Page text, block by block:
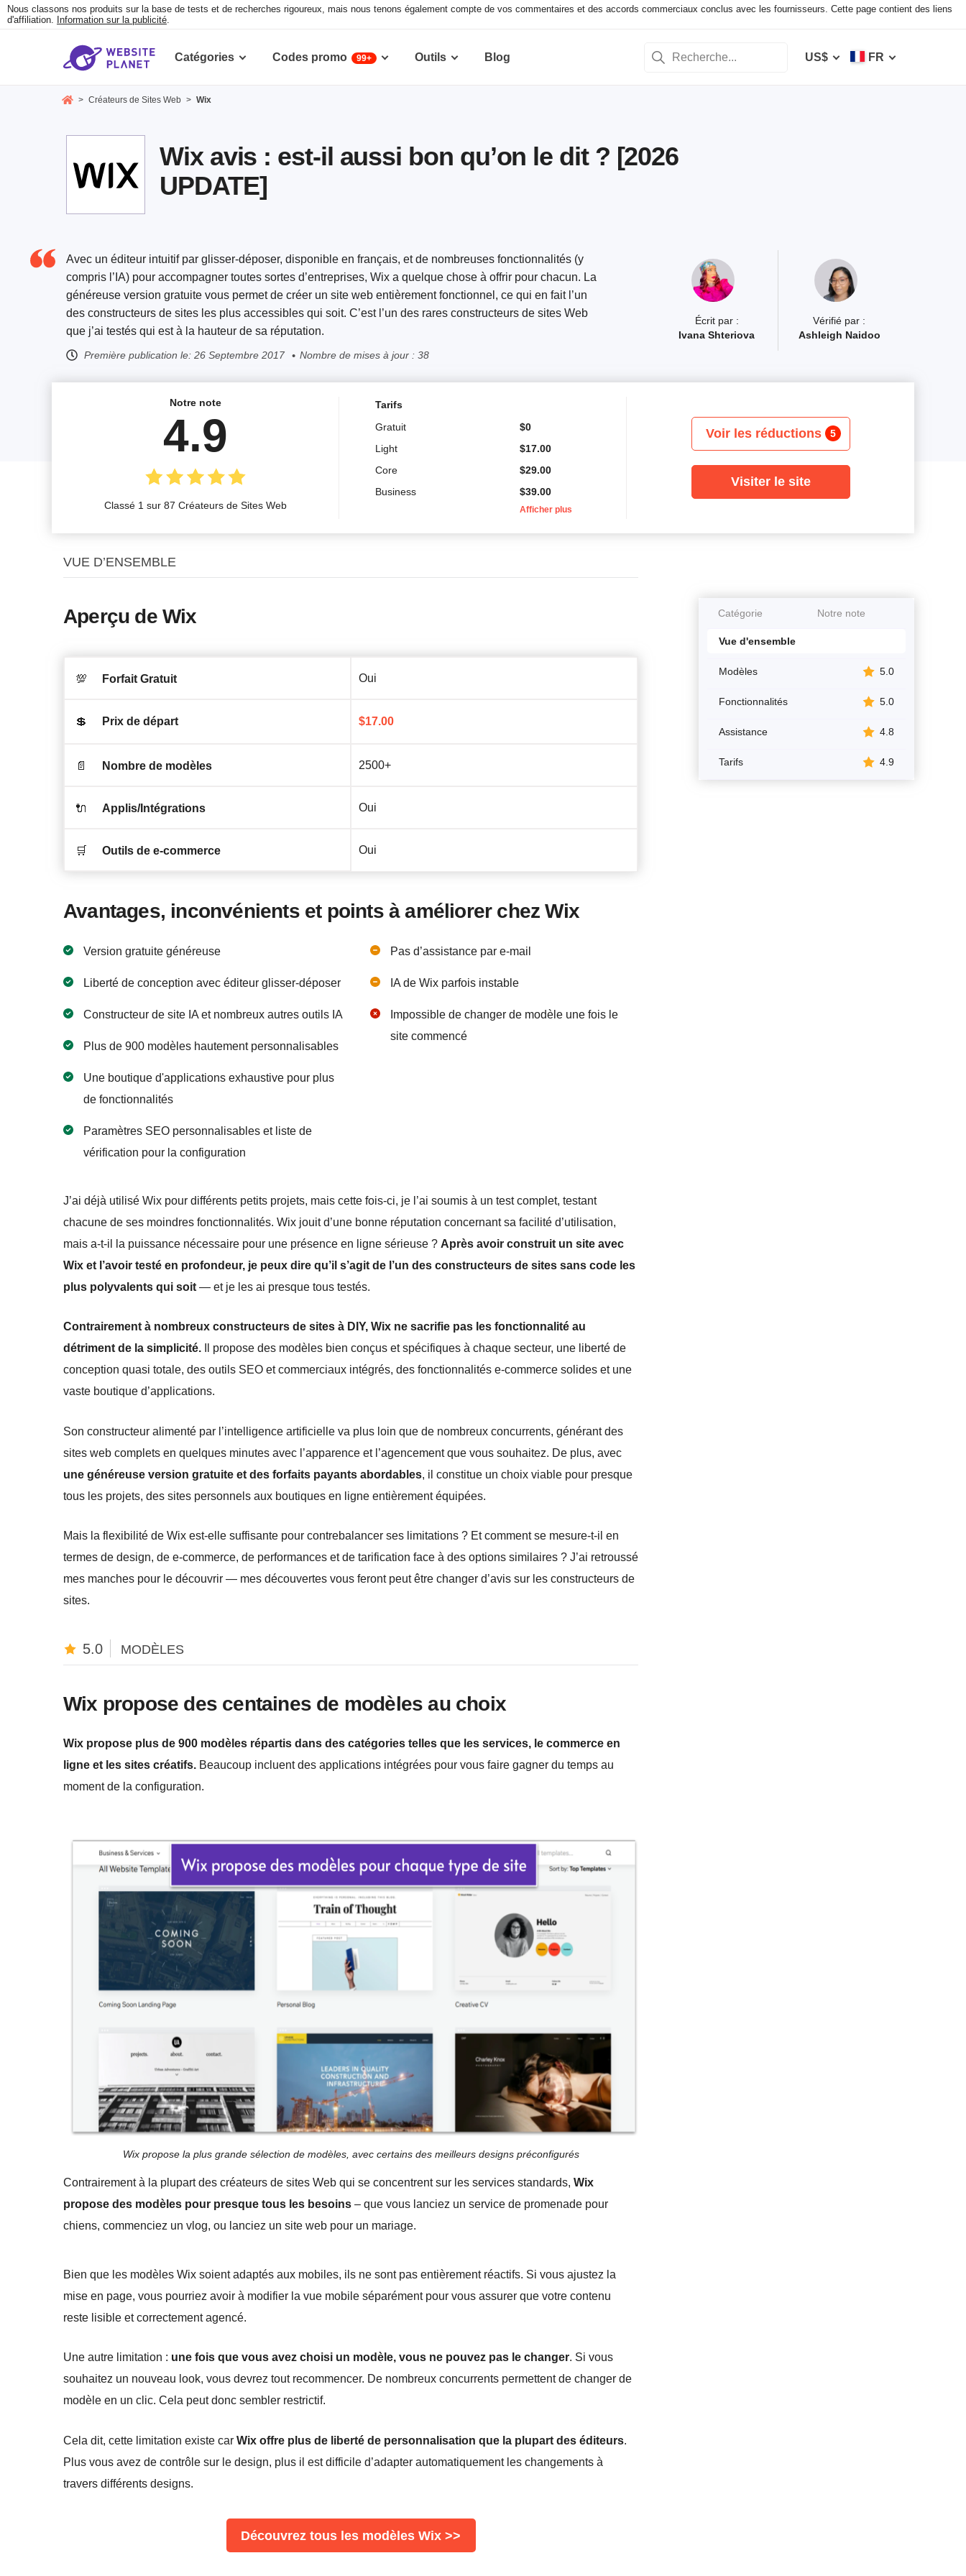
Nous classons nos produits sur la base de tests et de recherches rigoureux, mais nous tenons également compte de vos commentaires et des accords commerciaux conclus avec les fournisseurs. Cette page contient des liens
d'affiliation. Information sur la publicité.
Catégories Codes promo 99+ Outils Blog US$ FR
> Créateurs de Sites Web > Wix
Wix avis : est-il aussi bon qu’on le dit ? [2026
UPDATE]
Vérifié par :
Ashleigh Naidoo
Écrit par :
Ivana Shteriova
Avec un éditeur intuitif par glisser-déposer, disponible en français, et de nombreuses fonctionnalités (y
compris l’IA) pour accompagner toutes sortes d’entreprises, Wix a quelque chose à offrir pour chacun. La
généreuse version gratuite vous permet de créer un site web entièrement fonctionnel, ce qui en fait l’un
des constructeurs de sites les plus accessibles qui soit. C’est l’un des rares constructeurs de sites Web
que j’ai testés qui est à la hauteur de sa réputation.
Première publication le: 26 Septembre 2017 Nombre de mises à jour : 38
Notre note
4.9
Classé 1 sur 87 Créateurs de Sites Web
Tarifs
Gratuit
$0
Light
$17.00
Core
$29.00
Business
$39.00
Afficher plus
Voir les réductions 5
Visiter le site
VUE D’ENSEMBLE
Aperçu de Wix
💯 Forfait Gratuit Oui
💲 Prix de départ $17.00
📄 Nombre de modèles 2500+
🔌 Applis/Intégrations Oui
🛒 Outils de e-commerce Oui
Avantages, inconvénients et points à améliorer chez Wix
Version gratuite généreuse
Liberté de conception avec éditeur glisser-déposer
Constructeur de site IA et nombreux autres outils IA
Plus de 900 modèles hautement personnalisables
Une boutique d'applications exhaustive pour plus
de fonctionnalités
Paramètres SEO personnalisables et liste de
vérification pour la configuration
Pas d’assistance par e-mail
IA de Wix parfois instable
Impossible de changer de modèle une fois le
site commencé
J’ai déjà utilisé Wix pour différents petits projets, mais cette fois-ci, je l’ai soumis à un test complet, testant
chacune de ses moindres fonctionnalités. Wix jouit d’une bonne réputation concernant sa facilité d’utilisation,
mais a-t-il la puissance nécessaire pour une présence en ligne sérieuse ? Après avoir construit un site avec
Wix et l’avoir testé en profondeur, je peux dire qu’il s’agit de l’un des constructeurs de sites sans code les
plus polyvalents qui soit — et je les ai presque tous testés.
Contrairement à nombreux constructeurs de sites à DIY, Wix ne sacrifie pas les fonctionnalité au
détriment de la simplicité. Il propose des modèles bien conçus et spécifiques à chaque secteur, une liberté de
conception quasi totale, des outils SEO et commerciaux intégrés, des fonctionnalités e-commerce solides et une
vaste boutique d’applications.
Son constructeur alimenté par l’intelligence artificielle va plus loin que de nombreux concurrents, générant des
sites web complets en quelques minutes avec l’apparence et l’agencement que vous souhaitez. De plus, avec
une généreuse version gratuite et des forfaits payants abordables, il constitue un choix viable pour presque
tous les projets, des sites personnels aux boutiques en ligne entièrement équipées.
Mais la flexibilité de Wix est-elle suffisante pour contrebalancer ses limitations ? Et comment se mesure-t-il en
termes de design, de e-commerce, de performances et de tarification face à des options similaires ? J’ai retroussé
mes manches pour le découvrir — mes découvertes vous feront peut être changer d’avis sur les constructeurs de
sites.
5.0 MODÈLES
Wix propose des centaines de modèles au choix
Wix propose plus de 900 modèles répartis dans des catégories telles que les services, le commerce en
ligne et les sites créatifs. Beaucoup incluent des applications intégrées pour vous faire gagner du temps au
moment de la configuration.
Wix propose la plus grande sélection de modèles, avec certains des meilleurs designs préconfigurés
Contrairement à la plupart des créateurs de sites Web qui se concentrent sur les services standards, Wix
propose des modèles pour presque tous les besoins – que vous lanciez un service de promenade pour
chiens, commenciez un vlog, ou lanciez un site web pour un mariage.
Bien que les modèles Wix soient adaptés aux mobiles, ils ne sont pas entièrement réactifs. Si vous ajustez la
mise en page, vous pourriez avoir à modifier la vue mobile séparément pour vous assurer que votre contenu
reste lisible et correctement agencé.
Une autre limitation : une fois que vous avez choisi un modèle, vous ne pouvez pas le changer. Si vous
souhaitez un nouveau look, vous devrez tout recommencer. De nombreux concurrents permettent de changer de
modèle en un clic. Cela peut donc sembler restrictif.
Cela dit, cette limitation existe car Wix offre plus de liberté de personnalisation que la plupart des éditeurs.
Plus vous avez de contrôle sur le design, plus il est difficile d’adapter automatiquement les changements à
travers différents designs.
Découvrez tous les modèles Wix >>
Catégorie Notre note
Vue d'ensemble
Modèles 5.0
Fonctionnalités 5.0
Assistance 4.8
Tarifs 4.9